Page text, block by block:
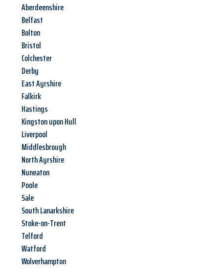
Aberdeenshire
Belfast
Bolton
Bristol
Colchester
Derby
East Ayrshire
Falkirk
Hastings
Kingston upon Hull
Liverpool
Middlesbrough
North Ayrshire
Nuneaton
Poole
Sale
South Lanarkshire
Stoke-on-Trent
Telford
Watford
Wolverhampton